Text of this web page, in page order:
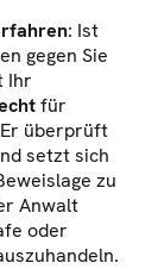
: Ist
gegen Sie
Ihr
für
überprüft
setzt sich
zu
Anwalt
oder